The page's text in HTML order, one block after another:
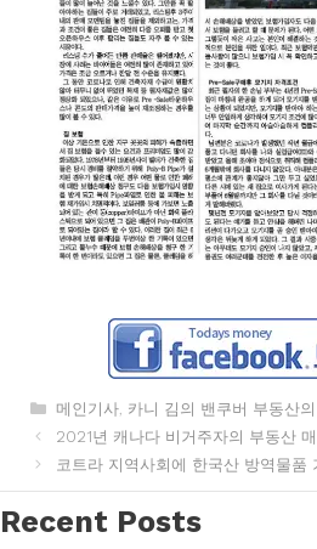
카
테
리
메인기사, 카니 김의 밴쿠버 부동산
2021년 캐나다 비거주자의 부동산
코트라 지역사회에 한국산 방역물품
Recent Posts